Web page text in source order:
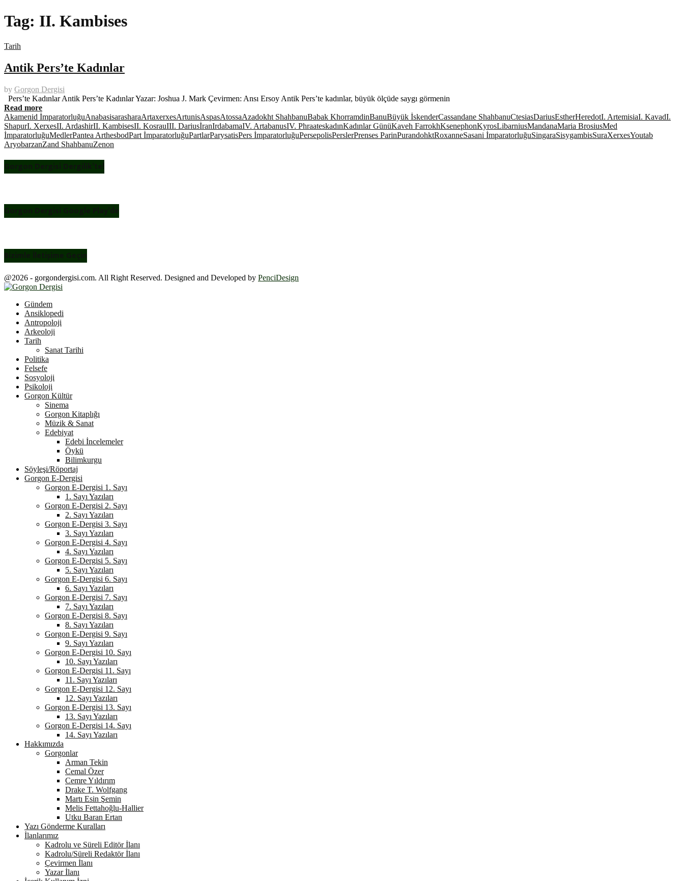
Tag: II. Kambises
Tarih
Antik Pers’te Kadınlar
by Gorgon Dergisi
Pers’te Kadınlar Antik Pers’te Kadınlar Yazar: Joshua J. Mark Çevirmen: Ansı Ersoy Antik Pers’te kadınlar, büyük ölçüde saygı görmenin
Read more
Akamenid İmparatorluğuAnabasisarasharaArtaxerxesArtunisAspasAtossaAzadokht ShahbanuBabak KhorramdinBanuBüyük İskenderCassandane ShahbanuCtesiasDariusEstherHeredotI. ArtemisiaI. KavadI.
ShapurI. XerxesII. ArdashirII. KambisesII. KosrauIII. DariusİranIrdabamaIV. ArtabanusIV. PhraateskadınKadınlar GünüKaveh FarrokhKsenephonKyrosLibarniusMandanaMaria BrosiusMed
İmparatorluğuMedlerPantea ArthesbodPart İmparatorluğuPartlarParysatisPers İmparatorluğuPersepolisPerslerPrenses ParinPurandohktRoxanneSasani İmparatorluğuSingaraSisygambisSuraXerxesYoutab
AryobarzanZand ShahbanuZenon
Gorgon Dergisi Dergilik’te!
Gorgon Dergisi Google Play’de
Bizimle İletişime Geçin
@2026 - gorgondergisi.com. All Right Reserved. Designed and Developed by PenciDesign
Gündem
Ansiklopedi
Antropoloji
Arkeoloji
Tarih
Sanat Tarihi
Politika
Felsefe
Sosyoloji
Psikoloji
Gorgon Kültür
Sinema
Gorgon Kitaplığı
Müzik & Sanat
Edebiyat
Edebi İncelemeler
Öykü
Bilimkurgu
Söyleşi/Röportaj
Gorgon E-Dergisi
Gorgon E-Dergisi 1. Sayı
1. Sayı Yazıları
Gorgon E-Dergisi 2. Sayı
2. Sayı Yazıları
Gorgon E-Dergisi 3. Sayı
3. Sayı Yazıları
Gorgon E-Dergisi 4. Sayı
4. Sayı Yazıları
Gorgon E-Dergisi 5. Sayı
5. Sayı Yazıları
Gorgon E-Dergisi 6. Sayı
6. Sayı Yazıları
Gorgon E-Dergisi 7. Sayı
7. Sayı Yazıları
Gorgon E-Dergisi 8. Sayı
8. Sayı Yazıları
Gorgon E-Dergisi 9. Sayı
9. Sayı Yazıları
Gorgon E-Dergisi 10. Sayı
10. Sayı Yazıları
Gorgon E-Dergisi 11. Sayı
11. Sayı Yazıları
Gorgon E-Dergisi 12. Sayı
12. Sayı Yazıları
Gorgon E-Dergisi 13. Sayı
13. Sayı Yazıları
Gorgon E-Dergisi 14. Sayı
14. Sayı Yazıları
Hakkımızda
Gorgonlar
Arman Tekin
Cemal Özer
Cemre Yıldırım
Drake T. Wolfgang
Martı Esin Şemin
Melis Fettahoğlu-Hallier
Utku Baran Ertan
Yazı Gönderme Kuralları
İlanlarımız
Kadrolu ve Süreli Editör İlanı
Kadrolu/Süreli Redaktör İlanı
Çevirmen İlanı
Yazar İlanı